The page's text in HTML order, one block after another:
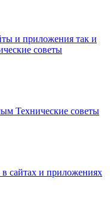
и приложения так и
советы
Технические советы
сайтах и приложениях